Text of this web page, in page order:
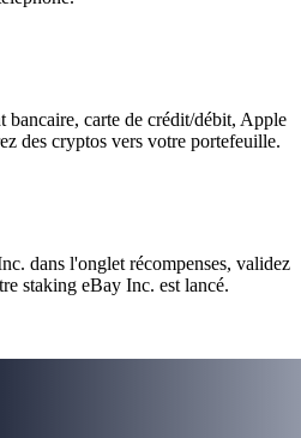
bancaire, carte de crédit/débit, Apple
des cryptos vers votre portefeuille.
dans l'onglet récompenses, validez
staking eBay Inc. est lancé.